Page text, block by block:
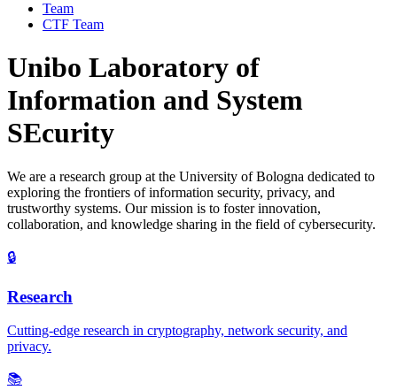
Team
CTF Team
Unibo Laboratory of
Information and System
SEcurity
We are a research group at the University of Bologna dedicated to
exploring the frontiers of information security, privacy, and
trustworthy systems. Our mission is to foster innovation,
collaboration, and knowledge sharing in the field of cybersecurity.
🔒
Research
Cutting-edge research in cryptography, network security, and
privacy.
📚